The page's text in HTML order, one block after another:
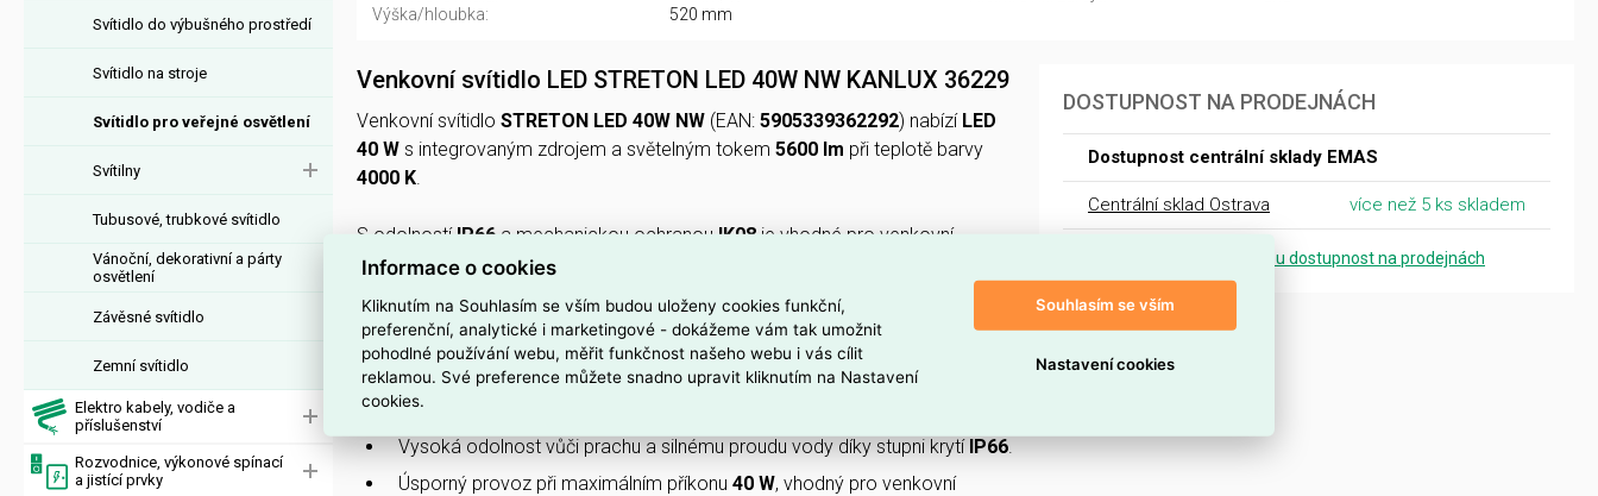
Svítidlo do výbušného prostředí
Svítidlo na stroje
Svítidlo pro veřejné osvětlení
Svítilny
Tubusové, trubkové svítidlo
Vánoční, dekorativní a párty
osvětlení
Závěsné svítidlo
Zemní svítidlo
Elektro kabely, vodiče a
příslušenství
Rozvodnice, výkonové spínací
a jistící prvky
Výška/hloubka:
520 mm
Venkovní svítidlo LED STRETON LED 40W NW KANLUX 36229
Venkovní svítidlo STRETON LED 40W NW (EAN: 5905339362292) nabízí LED
40 W s integrovaným zdrojem a světelným tokem 5600 lm při teplotě barvy
4000 K.
S odolností IP66 a mechanickou ochranou IK08 je vhodné pro venkovní
instalace; těleso zhliníku
Svítidlo pracuje na220–240 V, má účinnost140 lm/W, index podání barev
70–79, rozměry99 × 520 mm a nominální okolní teplotu provozu
PROČ SI VYBRAT TOTO VENKOVNÍ SVÍTIDLO?
Vysoká odolnost vůči prachu a silnému proudu vody díky stupni krytí IP66.
Úsporný provoz při maximálním příkonu 40 W, vhodný pro venkovní
DOSTUPNOST NA PRODEJNÁCH
Dostupnost centrální sklady EMAS
Centrální sklad Ostrava více než 5 ks skladem
Zobrazit přesnou dostupnost na prodejnách
Informace o cookies
Kliknutím na Souhlasím se vším budou uloženy cookies funkční,
preferenční, analytické i marketingové - dokážeme vám tak umožnit
pohodlné používání webu, měřit funkčnost našeho webu i vás cílit
reklamou. Své preference můžete snadno upravit kliknutím na Nastavení
cookies.
Souhlasím se vším
Nastavení cookies